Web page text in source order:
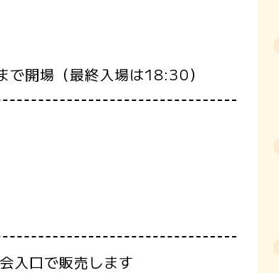
開場（最終入場は18:30）
口で販売します